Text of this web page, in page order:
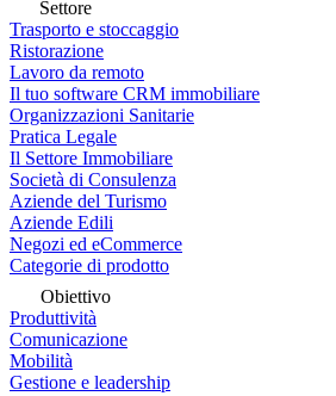
Settore
Trasporto e stoccaggio
Ristorazione
Lavoro da remoto
Il tuo software CRM immobiliare
Organizzazioni Sanitarie
Pratica Legale
Il Settore Immobiliare
Società di Consulenza
Aziende del Turismo
Aziende Edili
Negozi ed eCommerce
Categorie di prodotto
Obiettivo
Produttività
Comunicazione
Mobilità
Gestione e leadership